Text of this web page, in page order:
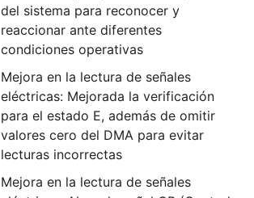
del sistema para reconocer y
reaccionar ante diferentes
condiciones operativas
Mejora en la lectura de señales
eléctricas: Mejorada la verificación
para el estado E, además de omitir
valores cero del DMA para evitar
lecturas incorrectas
Mejora en la lectura de señales